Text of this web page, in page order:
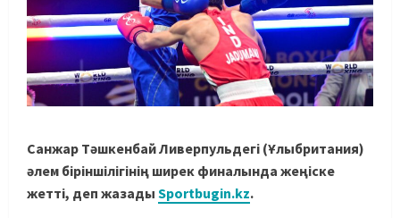
Санжар Тәшкенбай Ливерпульдегі (Ұлыбритания)
әлем біріншілігінің ширек финалында жеңіске
жетті, деп жазады Sportbugin.kz.